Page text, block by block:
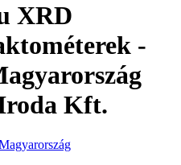
XRD
-
Kft.